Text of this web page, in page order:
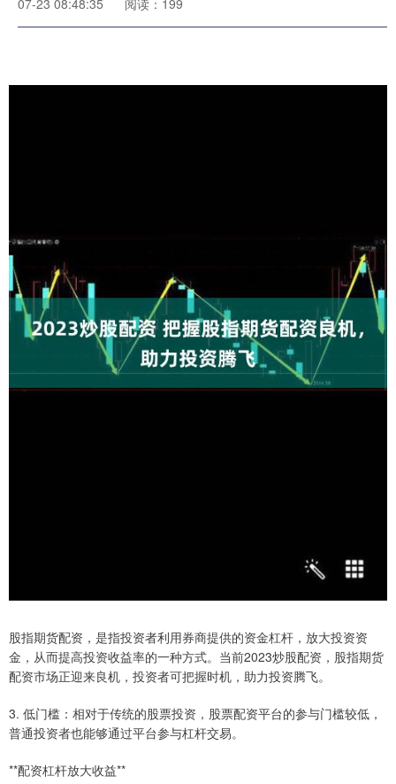
07-23 08:48:35
阅读：199
股指期货配资，是指投资者利用券商提供的资金杠杆，放大投资资
金，从而提高投资收益率的一种方式。当前2023炒股配资，股指期货
配资市场正迎来良机，投资者可把握时机，助力投资腾飞。
3. 低门槛：相对于传统的股票投资，股票配资平台的参与门槛较低，
普通投资者也能够通过平台参与杠杆交易。
**配资杠杆放大收益**